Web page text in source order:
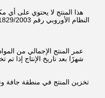
شهرًا بعد تاريخ الإنتاج إذا